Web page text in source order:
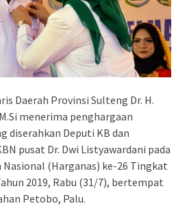
Daerah Provinsi Sulteng Dr. H.
menerima penghargaan
diserahkan Deputi KB dan
pusat Dr. Dwi Listyawardani pada
Nasional (Harganas) ke-26 Tingkat
2019, Rabu (31/7), bertempat
Petobo, Palu.